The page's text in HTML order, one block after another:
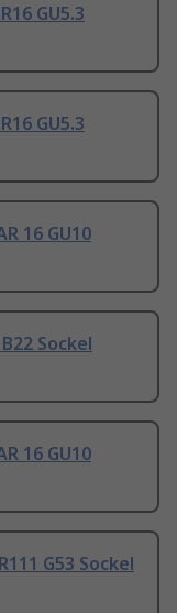
GU5.3
GU5.3
16 GU10
Sockel
16 GU10
G53 Sockel